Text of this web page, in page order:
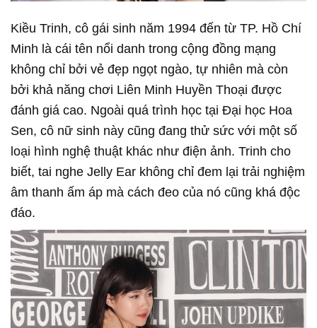
Kiều Trinh, cô gái sinh năm 1994 đến từ TP. Hồ Chí
Minh là cái tên nổi danh trong cộng đồng mạng
không chỉ bởi vẻ đẹp ngọt ngào, tự nhiên mà còn
bởi khả năng chơi Liên Minh Huyền Thoại được
đánh giá cao. Ngoài quá trình học tại Đại học Hoa
Sen, cô nữ sinh này cũng đang thử sức với một số
loại hình nghệ thuật khác như điện ảnh. Trinh cho
biết, tai nghe Jelly Ear không chỉ đem lại trải nghiệm
âm thanh ấm áp mà cách đeo của nó cũng khá độc
đáo.